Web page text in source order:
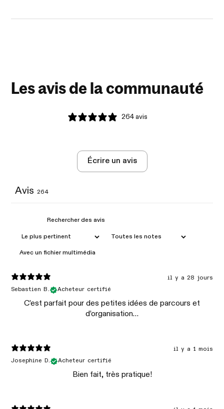
Les avis de la communauté
264 avis
Écrire un avis
Avis 264
Avec un fichier multimédia
il y a 28 jours
Sebastien B.
Acheteur certifié
C’est parfait pour des petites idées de parcours et
d’organisation…
il y a 1 mois
Josephine D.
Acheteur certifié
Bien fait, très pratique!